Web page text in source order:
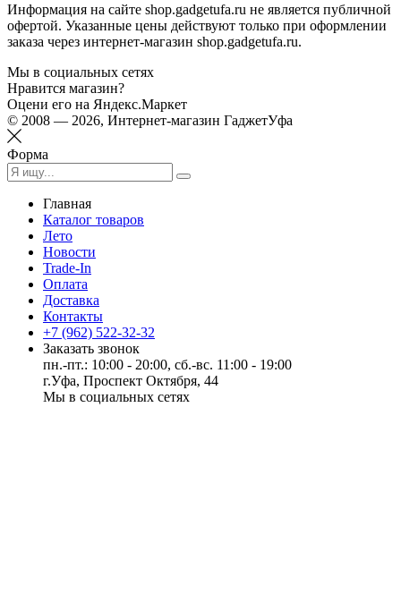
Информация на сайте shop.gadgetufa.ru не является публичной
офертой. Указанные цены действуют только при оформлении
заказа через интернет-магазин shop.gadgetufa.ru.
Мы в социальных сетях
Нравится магазин?
Оцени его на Яндекс.Маркет
© 2008 — 2026, Интернет-магазин ГаджетУфа
Форма
Главная
Каталог товаров
Лето
Новости
Trade-In
Оплата
Доставка
Контакты
+7 (962) 522-32-32
Заказать звонок
пн.-пт.: 10:00 - 20:00, сб.-вс. 11:00 - 19:00
г.Уфа, Проспект Октября, 44
Мы в социальных сетях